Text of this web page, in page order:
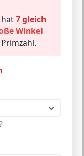
hat7 gleich
Winkel